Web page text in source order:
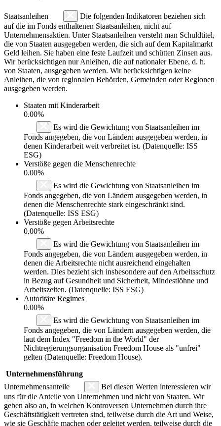
Staatsanleihen
Die folgenden Indikatoren beziehen sich
auf die im Fonds enthaltenen Staatsanleihen, nicht auf
Unternehmensaktien. Unter Staatsanleihen versteht man Schuldtitel,
die von Staaten ausgegeben werden, die sich auf dem Kapitalmarkt
Geld leihen. Sie haben eine feste Laufzeit und schütten Zinsen aus.
Wir berücksichtigen nur Anleihen, die auf nationaler Ebene, d. h.
von Staaten, ausgegeben werden. Wir berücksichtigen keine
Anleihen, die von regionalen Behörden, Gemeinden oder Regionen
ausgegeben werden.
Staaten mit Kinderarbeit
0.00%
Es wird die Gewichtung von Staatsanleihen im
Fonds angegeben, die von Ländern ausgegeben werden, in
denen Kinderarbeit weit verbreitet ist. (Datenquelle: ISS
ESG)
Verstöße gegen die Menschenrechte
0.00%
Es wird die Gewichtung von Staatsanleihen im
Fonds angegeben, die von Ländern ausgegeben werden, in
denen die Menschenrechte stark eingeschränkt sind.
(Datenquelle: ISS ESG)
Verstöße gegen Arbeitsrechte
0.00%
Es wird die Gewichtung von Staatsanleihen im
Fonds angegeben, die von Ländern ausgegeben werden, in
denen die Arbeitsrechte nicht ausreichend eingehalten
werden. Dies bezieht sich insbesondere auf den Arbeitsschutz
in Bezug auf Gesundheit und Sicherheit, Mindestlöhne und
Arbeitszeiten. (Datenquelle: ISS ESG)
Autoritäre Regimes
0.00%
Es wird die Gewichtung von Staatsanleihen im
Fonds angegeben, die von Ländern ausgegeben werden, die
laut dem Index "Freedom in the World" der
Nichtregierungsorganisation Freedom House als "unfrei"
gelten (Datenquelle: Freedom House).
Unternehmensführung
Unternehmensanteile
Bei diesen Werten interessieren wir
uns für die Anteile von Unternehmen und nicht von Staaten. Wir
geben also an, in welchen Kontroversen Unternehmen durch ihre
Geschäftstätigkeit vertreten sind, teilweise durch die Art und Weise,
wie sie Geschäfte machen oder geleitet werden, teilweise durch die